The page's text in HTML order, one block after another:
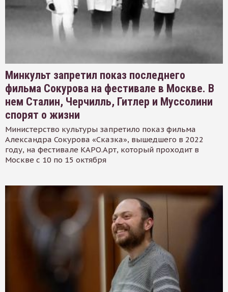
Минкульт запретил показ последнего
фильма Сокурова на фестивале в Москве. В
нем Сталин, Черчилль, Гитлер и Муссолини
спорят о жизни
Министерство культуры запретило показ фильма
Александра Сокурова «Сказка», вышедшего в 2022
году, на фестивале КАРО.Арт, который проходит в
Москве с 10 по 15 октября